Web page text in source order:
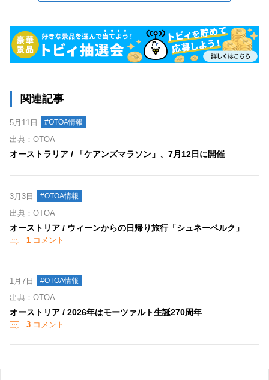
関連記事
5月11日 #OTOA情報
出典：OTOA
オーストラリア / 「ケアンズマラソン」、7月12日に開催
3月3日 #OTOA情報
出典：OTOA
オーストリア / ウィーンからの日帰り旅行「シュネーベルク」
1 コメント
1月7日 #OTOA情報
出典：OTOA
オーストリア / 2026年はモーツァルト生誕270周年
3 コメント